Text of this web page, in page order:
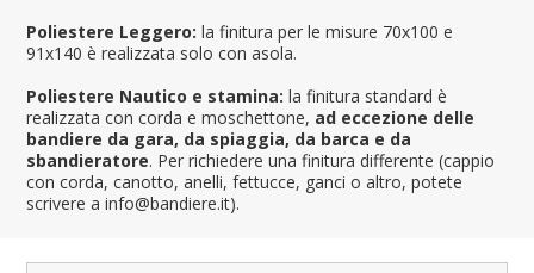
Poliestere Leggero: la finitura per le misure 70x100 e
91x140 è realizzata solo con asola.
Poliestere Nautico e stamina: la finitura standard è
realizzata con corda e moschettone, ad eccezione delle
bandiere da gara, da spiaggia, da barca e da
sbandieratore. Per richiedere una finitura differente (cappio
con corda, canotto, anelli, fettucce, ganci o altro, potete
scrivere a info@bandiere.it).